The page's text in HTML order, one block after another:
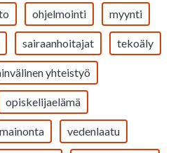
ohjelmointi myynti
sairaanhoitajat tekoäly
yhteistyö
opiskelijaelämä
mainonta vedenlaatu